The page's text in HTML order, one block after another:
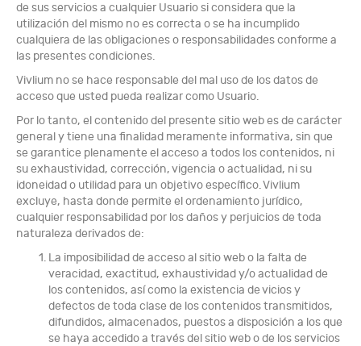
de sus servicios a cualquier Usuario si considera que la
utilización del mismo no es correcta o se ha incumplido
cualquiera de las obligaciones o responsabilidades conforme a
las presentes condiciones.
Vivlium no se hace responsable del mal uso de los datos de
acceso que usted pueda realizar como Usuario.
Por lo tanto, el contenido del presente sitio web es de carácter
general y tiene una finalidad meramente informativa, sin que
se garantice plenamente el acceso a todos los contenidos, ni
su exhaustividad, corrección, vigencia o actualidad, ni su
idoneidad o utilidad para un objetivo específico. Vivlium
excluye, hasta donde permite el ordenamiento jurídico,
cualquier responsabilidad por los daños y perjuicios de toda
naturaleza derivados de:
La imposibilidad de acceso al sitio web o la falta de
veracidad, exactitud, exhaustividad y/o actualidad de
los contenidos, así como la existencia de vicios y
defectos de toda clase de los contenidos transmitidos,
difundidos, almacenados, puestos a disposición a los que
se haya accedido a través del sitio web o de los servicios